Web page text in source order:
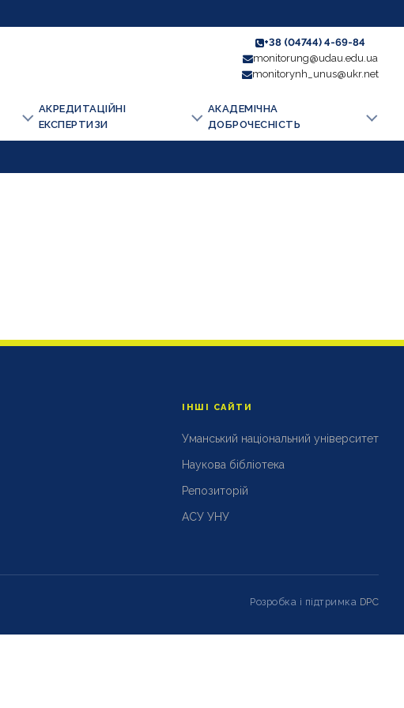
+38 (04744) 4-69-84
monitorung@udau.edu.ua
monitorynh_unus@ukr.net
АКРЕДИТАЦІЙНІ
ЕКСПЕРТИЗИ
АКАДЕМІЧНА
ДОБРОЧЕСНІСТЬ
ІНШІ САЙТИ
Уманський національний університет
Наукова бібліотека
Репозиторій
АСУ УНУ
Розробка і підтримка DPC